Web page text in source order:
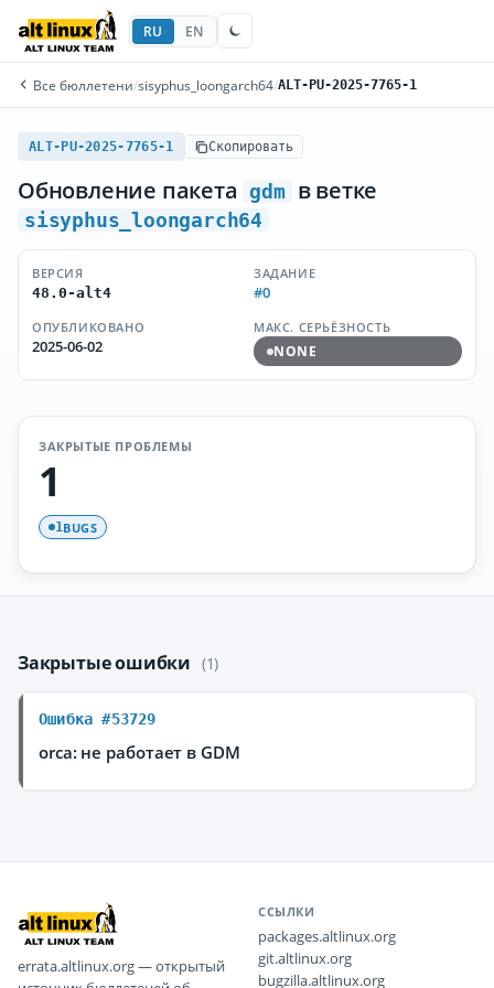
RU EN
Все бюллетени/sisyphus_loongarch64/ALT-PU-2025-7765-1
ALT-PU-2025-7765-1 Скопировать
Обновление пакета gdm в ветке
sisyphus_loongarch64
ВЕРСИЯ
48.0-alt4
ЗАДАНИЕ
#0
ОПУБЛИКОВАНО
2025-06-02
МАКС. СЕРЬЁЗНОСТЬ
NONE
ЗАКРЫТЫЕ ПРОБЛЕМЫ
1
1BUGS
Закрытые ошибки (1)
Ошибка #53729
orca: не работает в GDM
errata.altlinux.org — открытый
ССЫЛКИ
packages.altlinux.org
git.altlinux.org
bugzilla.altlinux.org